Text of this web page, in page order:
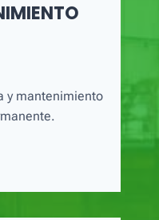
y mantenimiento